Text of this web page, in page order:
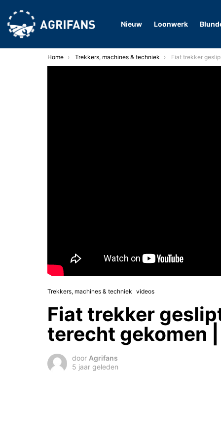
Nieuw Loonwerk
You are here:
Home Trekkers, machines & techniek Fiat trekker geslipt en in de
Trekkers, machines & techniek videos
Fiat trekker
terecht gekomen
door Agrifans
5 jaar geleden